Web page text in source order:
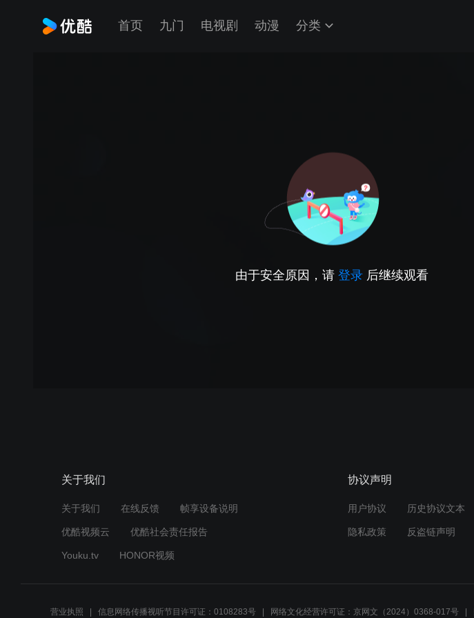
首页 九门 电视剧 动漫 分类
由于安全原因，请 登录 后继续观看
关于我们
关于我们 在线反馈 帧享设备说明
优酷视频云 优酷社会责任报告
Youku.tv HONOR视频
协议声明
用户协议 历史协议文本
隐私政策 反盗链声明
营业执照 信息网络传播视听节目许可证：0108283号 网络文化经营许可证：京网文（2024）0368-017号